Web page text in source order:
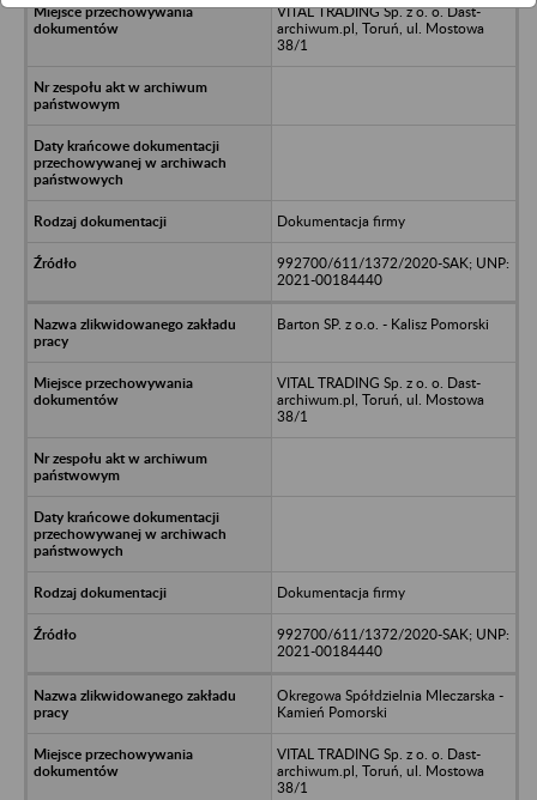
VITAL TRADING Sp. z o. o. Dast-
archiwum.pl, Toruń, ul. Mostowa
38/1
Dokumentacja firmy
992700/611/1372/2020-SAK; UNP:
2021-00184440
Barton SP. z o.o. - Kalisz Pomorski
VITAL TRADING Sp. z o. o. Dast-
archiwum.pl, Toruń, ul. Mostowa
38/1
Dokumentacja firmy
992700/611/1372/2020-SAK; UNP:
2021-00184440
Okregowa Spółdzielnia Mleczarska -
Kamień Pomorski
VITAL TRADING Sp. z o. o. Dast-
archiwum.pl, Toruń, ul. Mostowa
38/1